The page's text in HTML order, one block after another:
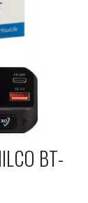
BT-